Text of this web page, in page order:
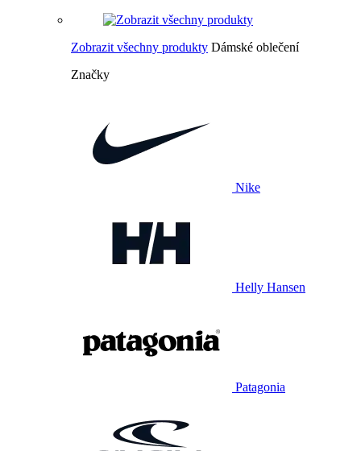
Zobrazit všechny produkty Dámské oblečení
Značky
Nike
Helly Hansen
Patagonia